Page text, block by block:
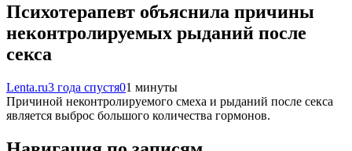
Психотерапевт объяснила причины
неконтролируемых рыданий после
секса
Lenta.ru3 года спустя01 минуты
Причиной неконтролируемого смеха и рыданий после секса
является выброс большого количества гормонов.